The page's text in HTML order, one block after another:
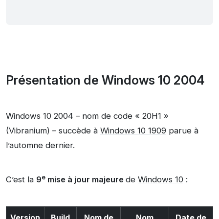
Présentation de Windows 10 2004
Windows 10 2004 – nom de code « 20H1 »
(Vibranium) – succède à Windows 10 1909 parue à
l’automne dernier.
C’est la 9e mise à jour majeure de Windows 10 :